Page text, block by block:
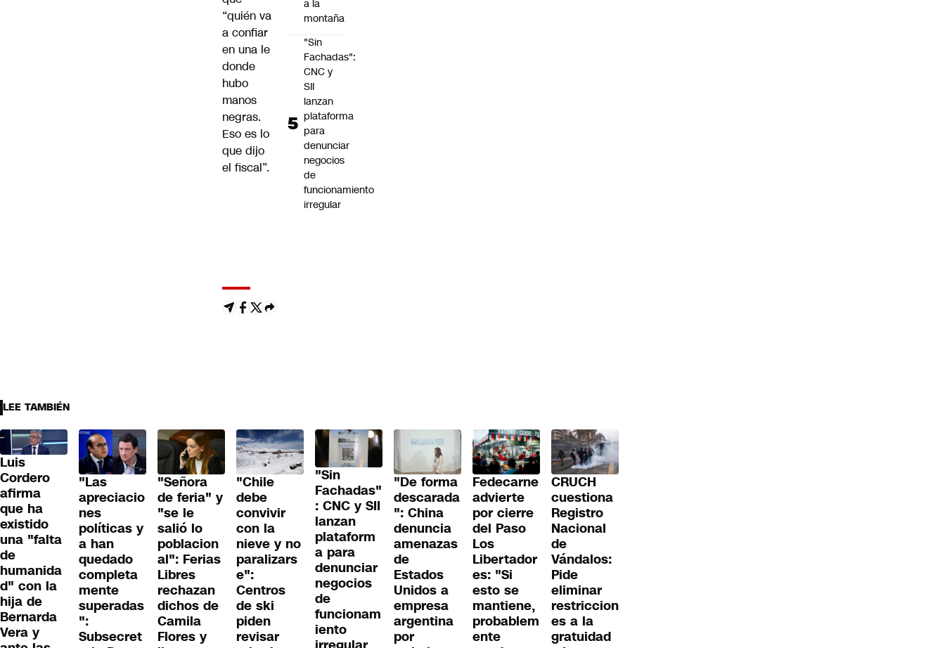
“quién va
a confiar
en una le
donde
hubo
manos
negras.
Eso es lo
que dijo
el fiscal”.
a la
montaña
"Sin
Fachadas":
CNC y
SII
lanzan
plataforma
para
denunciar
negocios
de
funcionamiento
irregular
LEE TAMBIÉN
Luis
Cordero
afirma
que ha
existido
una "falta
de
humanida
d" con la
hija de
Bernarda
Vera y
"Las
apreciacio
nes
políticas y
a han
quedado
completa
mente
superadas
":
Subsecret
"Señora
de feria" y
"se le
salió lo
poblacion
al": Ferias
Libres
rechazan
dichos de
Camila
Flores y
"Chile
debe
convivir
con la
nieve y no
paralizars
e":
Centros
de ski
piden
revisar
"Sin
Fachadas"
: CNC y SII
lanzan
plataform
a para
denunciar
negocios
de
funcionam
iento
"De forma
descarada
": China
denuncia
amenazas
de
Estados
Unidos a
empresa
argentina
por
Fedecarne
advierte
por cierre
del Paso
Los
Libertador
es: "Si
esto se
mantiene,
probablem
ente
CRUCH
cuestiona
Registro
Nacional
de
Vándalos:
Pide
eliminar
restriccion
es a la
gratuidad